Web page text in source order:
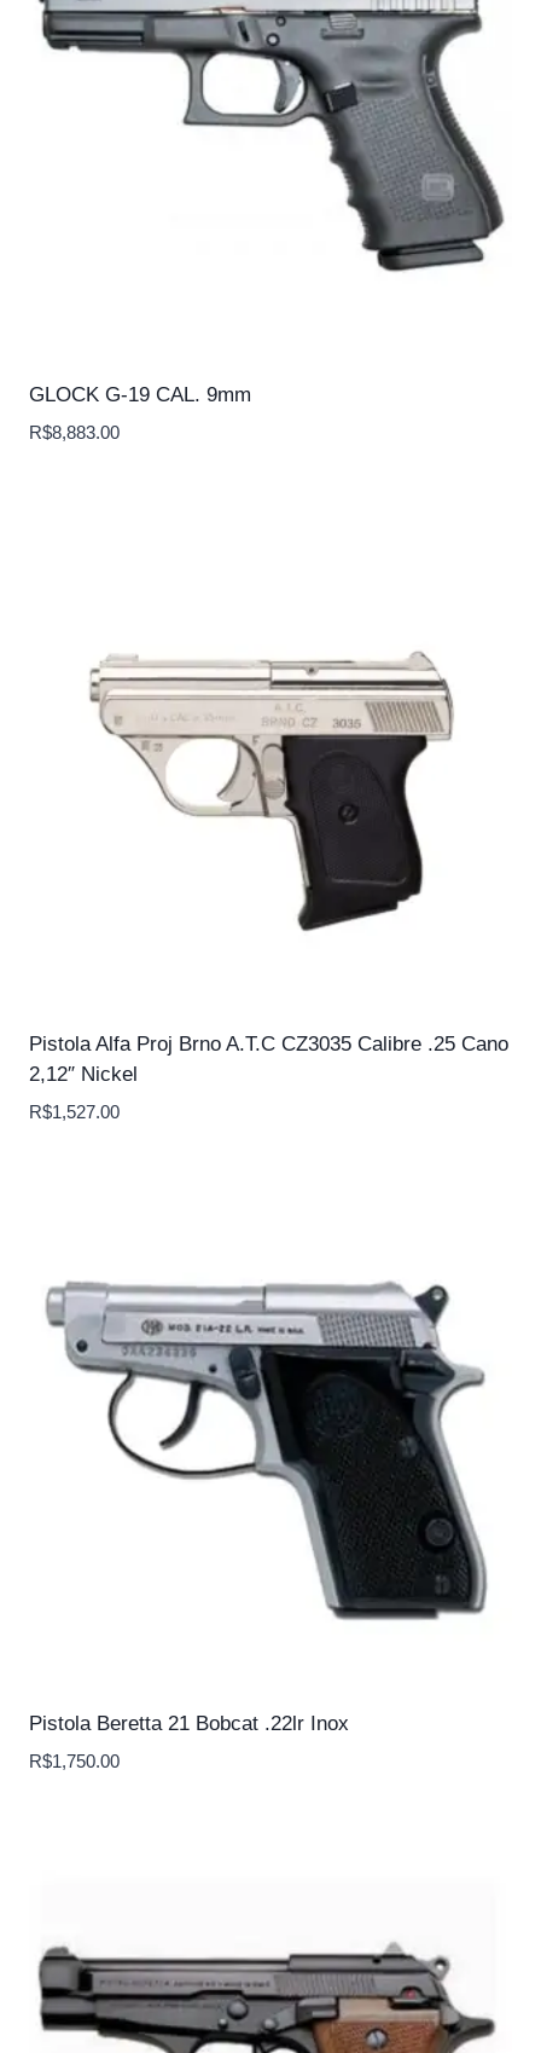
GLOCK G-19 CAL. 9mm
R$8,883.00
Pistola Alfa Proj Brno A.T.C CZ3035 Calibre .25 Cano
2,12″ Nickel
R$1,527.00
Pistola Beretta 21 Bobcat .22lr Inox
R$1,750.00